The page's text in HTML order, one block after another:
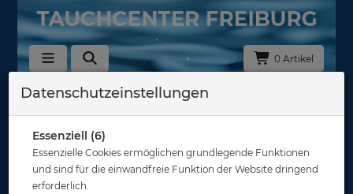
0 Artikel
Zurück
Datenschutzeinstellungen
Essenziell (6)
Essenzielle Cookies ermöglichen grundlegende Funktionen
und sind für die einwandfreie Funktion der Website dringend
erforderlich.